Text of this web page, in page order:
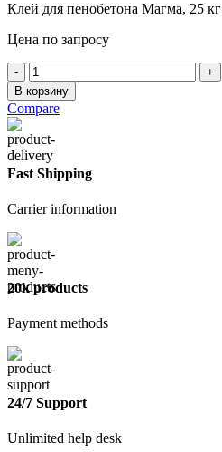
Клей для пенобетона Магма, 25 кг
Цена по запросу
Количество
товара
Клей
для
пенобетона
Магма
25
кг
В корзину
Compare
Fast Shipping
Carrier information
20k products
Payment methods
24/7 Support
Unlimited help desk